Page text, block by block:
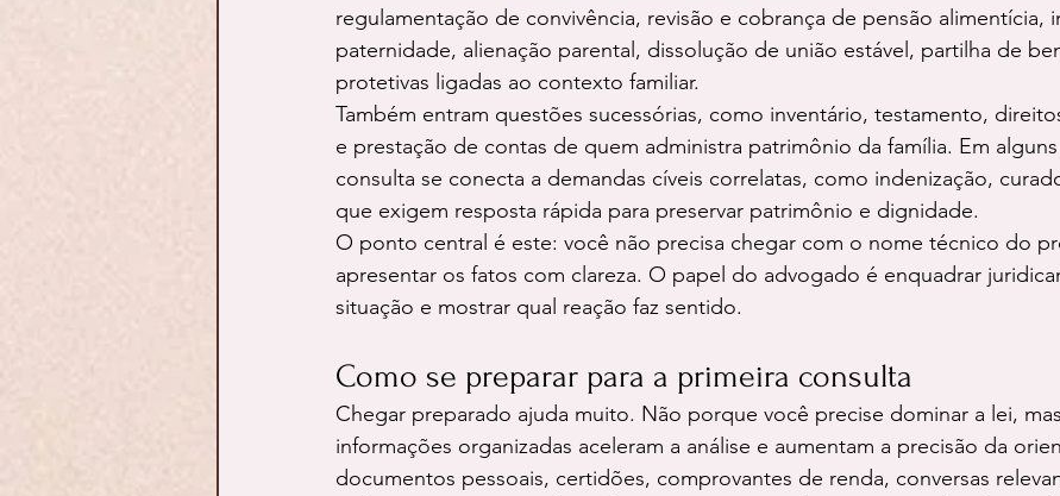
regulamentação de convivência, revisão e cobrança de pensão alimentícia,
paternidade, alienação parental, dissolução de união estável, partilha de
protetivas ligadas ao contexto familiar.
Também entram questões sucessórias, como inventário, testamento,
e prestação de contas de quem administra patrimônio da família. Em alguns
consulta se conecta a demandas cíveis correlatas, como indenização,
que exigem resposta rápida para preservar patrimônio e dignidade.
O ponto central é este: você não precisa chegar com o nome técnico do
apresentar os fatos com clareza. O papel do advogado é enquadrar
situação e mostrar qual reação faz sentido.
Como se preparar para a primeira consulta
Chegar preparado ajuda muito. Não porque você precise dominar a lei,
informações organizadas aceleram a análise e aumentam a precisão da
documentos pessoais, certidões, comprovantes de renda, conversas